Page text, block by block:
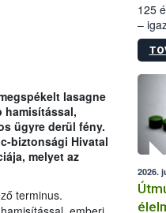
lasagne
hamisítással,
ügyre derül fény.
biztonsági Hivatal
melyet az
terminus.
125
–
15.
2026.